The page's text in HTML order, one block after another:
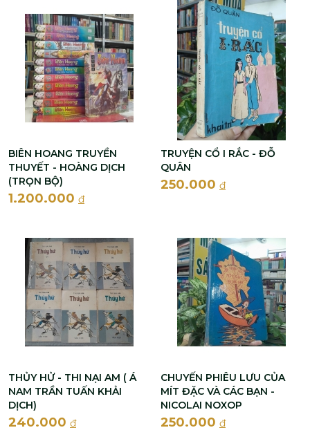
BIÊN HOANG TRUYỀN
THUYẾT - HOÀNG DỊCH
(TRỌN BỘ)
1.200.000 đ
TRUYỆN CỔ I RẮC - ĐỖ
QUÂN
250.000 đ
THỦY HỬ - THI NẠI AM ( Á
NAM TRẦN TUẤN KHẢI
DỊCH)
240.000 đ
CHUYẾN PHIÊU LƯU CỦA
MÍT ĐẶC VÀ CÁC BẠN -
NICOLAI NOXOP
250.000 đ